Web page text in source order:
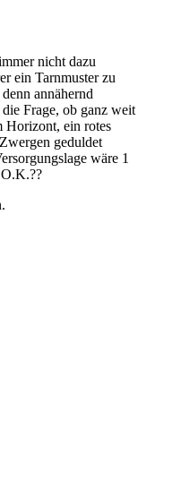
nicht dazu
ein Tarnmuster zu
annähernd
Frage, ob ganz weit
Horizont, ein rotes
geduldet
wäre 1